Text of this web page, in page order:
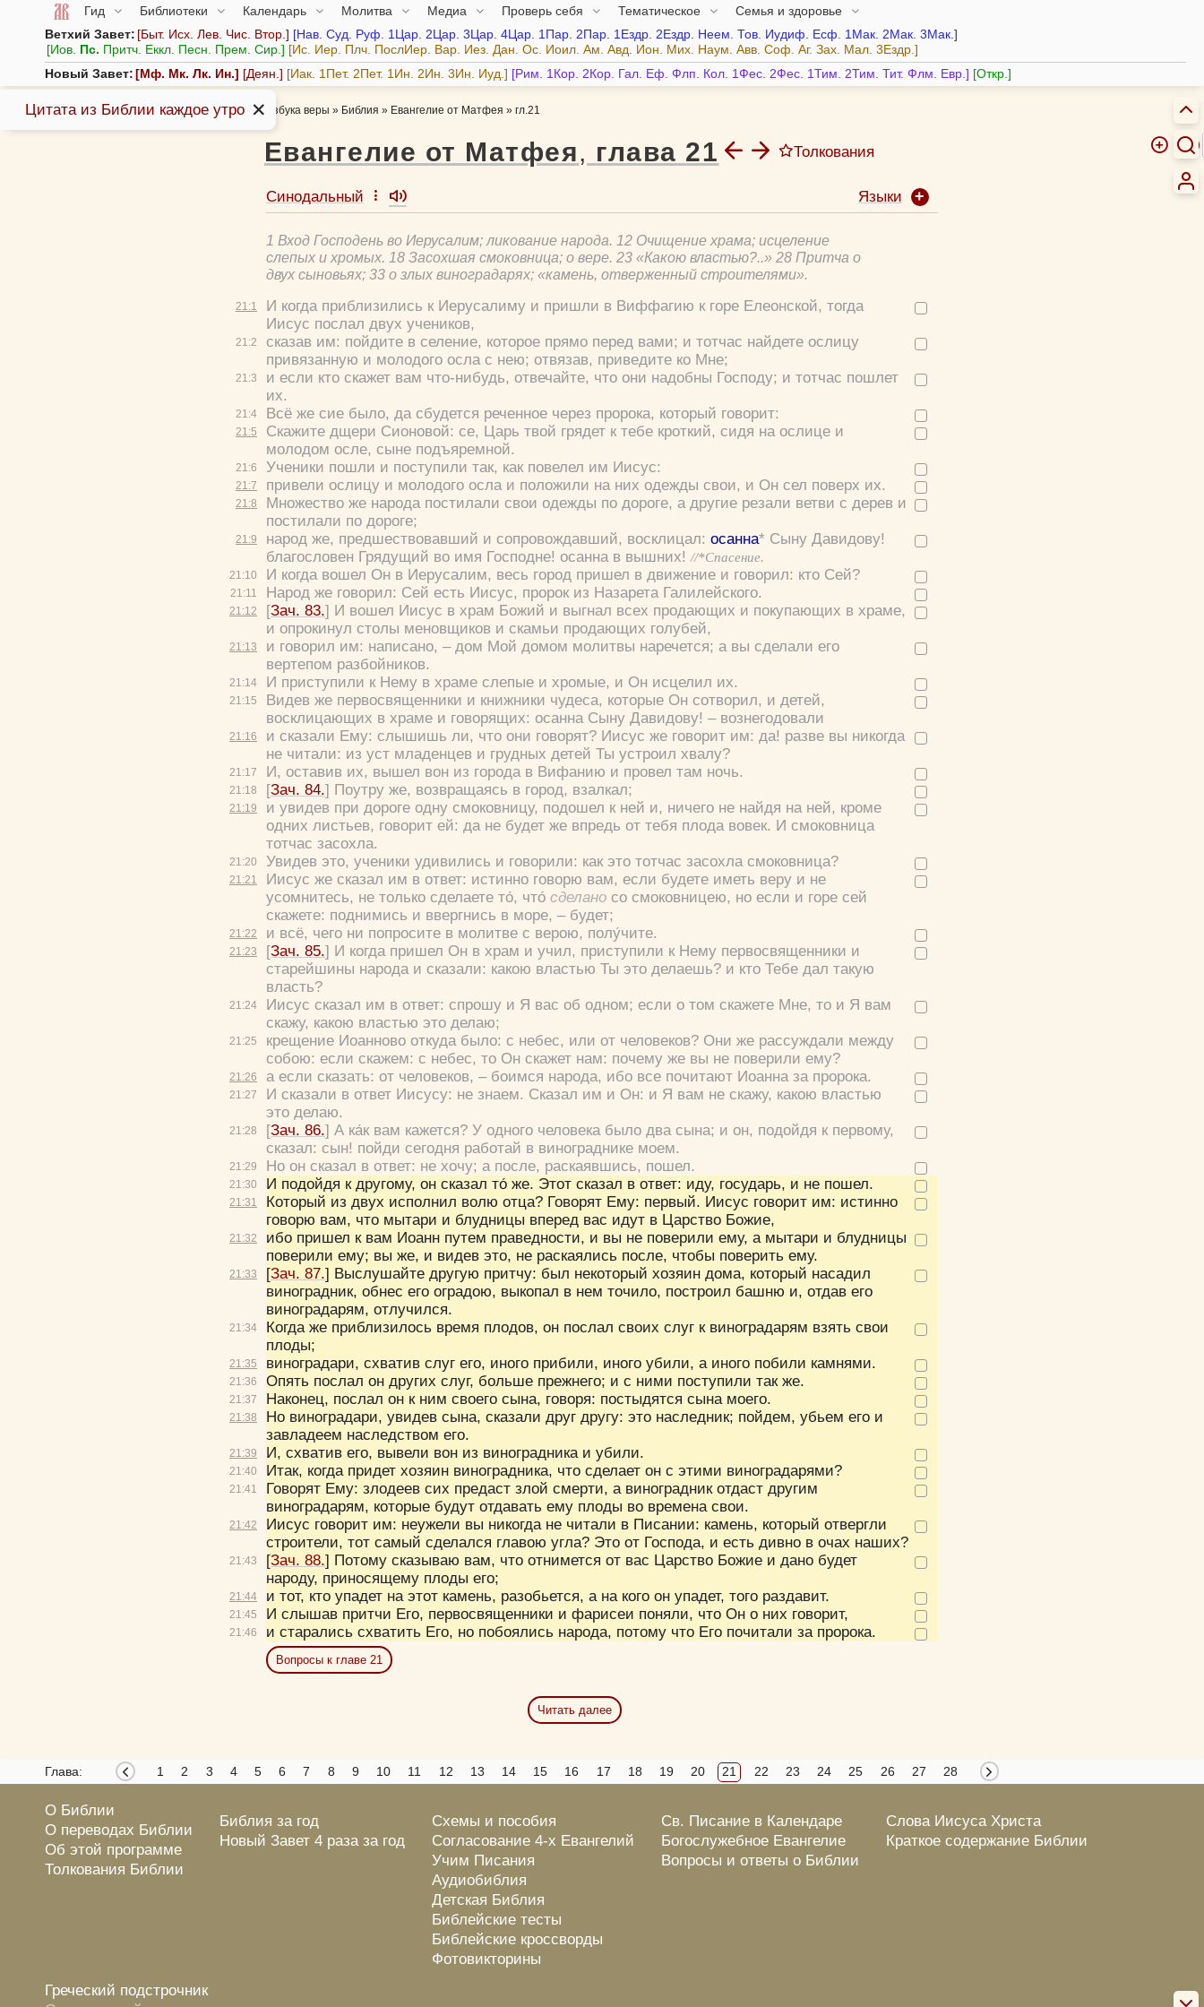
Гид Библиотеки Календарь Молитва Медиа Проверь себя Тематическое
Семья и здоровье
Ветхий Завет: Быт. Исх. Лев. Чис. Втор. Нав. Суд. Руф. 1Цар. 2Цар. 3Цар. 4Цар. 1Пар. 2Пар. 1Ездр. 2Ездр. Неем. Тов. Иудиф. Есф. 1Мак. 2Мак. 3Мак.
Иов. Пс. Притч. Еккл. Песн. Прем. Сир. Ис. Иер. Плч. ПослИер. Вар. Иез. Дан. Ос. Иоил. Ам. Авд. Ион. Мих. Наум. Авв. Соф. Аг. Зах. Мал. 3Ездр.
Новый Завет: Мф. Мк. Лк. Ин. Деян. Иак. 1Пет. 2Пет. 1Ин. 2Ин. 3Ин. Иуд. Рим. 1Кор. 2Кор. Гал. Еф. Флп. Кол. 1Фес. 2Фес. 1Тим. 2Тим. Тит. Флм. Евр. Откр.
Азбука веры » Библия » Евангелие от Матфея » гл.21
Евангелие от Матфея, глава 21
Толкования
Толковая Библия А.П. Лопухина
Никифор (Феотокис), архиеп.
Михаил (Лузин), еп.
Евфимий Зигабен
Олег Стеняев, протоиерей
Троицкие листки (XIX в.)
21:1
21:2
21:3
21:4
21:5
21:6
21:7
21:8
21:9
21:10
21:11
21:12
21:13
21:14
21:15
21:16
21:17
21:18
21:19
21:20
21:21
21:22
21:23
21:24
21:25
21:26
21:27
21:28
21:29
21:30
21:31
21:32
21:33
21:34
21:35
21:36
21:37
21:38
21:39
21:40
21:41
21:42
21:43
21:44
21:45
21:46
Синодальный Языки
1 Вход Господень во Иерусалим; ликование народа. 12 Очищение храма; исцеление
слепых и хромых. 18 Засохшая смоковница; о вере. 23 «Какою властью?..» 28 Притча о
двух сыновьях; 33 о злых виноградарях; «камень, отверженный строителями».
И когда приблизились к Иерусалиму и пришли в Виффагию к горе Елеонской, тогда
Иисус послал двух учеников,
сказав им: пойдите в селение, которое прямо перед вами; и тотчас найдете ослицу
привязанную и молодого осла с нею; отвязав, приведите ко Мне;
и если кто скажет вам что-нибудь, отвечайте, что они надобны Господу; и тотчас пошлет
их.
Всё же сие было, да сбудется реченное через пророка, который говорит:
Скажите дщери Сионовой: се, Царь твой грядет к тебе кроткий, сидя на ослице и
молодом осле, сыне подъяремной.
Ученики пошли и поступили так, как повелел им Иисус:
привели ослицу и молодого осла и положили на них одежды свои, и Он сел поверх их.
Множество же народа постилали свои одежды по дороге, а другие резали ветви с дерев и
постилали по дороге;
народ же, предшествовавший и сопровождавший, восклицал: осанна* Сыну Давидову!
благословен Грядущий во имя Господне! осанна в вышних! //*Спасение.
И когда вошел Он в Иерусалим, весь город пришел в движение и говорил: кто Сей?
Народ же говорил: Сей есть Иисус, пророк из Назарета Галилейского.
[Зач. 83.] И вошел Иисус в храм Божий и выгнал всех продающих и покупающих в храме,
и опрокинул столы меновщиков и скамьи продающих голубей,
и говорил им: написано, – дом Мой домом молитвы наречется; а вы сделали его
вертепом разбойников.
И приступили к Нему в храме слепые и хромые, и Он исцелил их.
Видев же первосвященники и книжники чудеса, которые Он сотворил, и детей,
восклицающих в храме и говорящих: осанна Сыну Давидову! – вознегодовали
и сказали Ему: слышишь ли, что они говорят?Иисус же говорит им: да! разве вы никогда
не читали: из уст младенцев и грудных детей Ты устроил хвалу?
И, оставив их, вышел вон из города в Вифанию и провел там ночь.
[Зач. 84.] Поутру же, возвращаясь в город, взалкал;
и увидев при дороге одну смоковницу, подошел к ней и, ничего не найдя на ней, кроме
одних листьев, говорит ей: да не будет же впредь от тебя плода вовек. И смоковница
тотчас засохла.
Увидев это, ученики удивились и говорили: как это тотчас засохла смоковница?
Иисус же сказал им в ответ: истинно говорю вам, если будете иметь веру и не
усомнитесь, не только сделаете то́, что́ сделаносо смоковницею, но если и горе сей
скажете: поднимись и ввергнись в море, – будет;
и всё, чего ни попросите в молитве с верою, полу́чите.
[Зач. 85.] И когда пришел Он в храм и учил, приступили к Нему первосвященники и
старейшины народа и сказали: какою властью Ты это делаешь? и кто Тебе дал такую
власть?
Иисус сказал им в ответ: спрошу и Я вас об одном; если о том скажете Мне, то и Я вам
скажу, какою властью это делаю;
крещение Иоанново откуда было: с небес, или от человеков?Они же рассуждали между
собою: если скажем: с небес, то Он скажет нам: почему же вы не поверили ему?
а если сказать: от человеков, – боимся народа, ибо все почитают Иоанна за пророка.
И сказали в ответ Иисусу: не знаем. Сказал им и Он: и Я вам не скажу, какою властью
это делаю.
[Зач. 86.] А ка́к вам кажется? У одного человека было два сына; и он, подойдя к первому,
сказал: сын! пойди сегодня работай в винограднике моем.
Но он сказал в ответ: не хочу; а после, раскаявшись, пошел.
И подойдя к другому, он сказал то́ же. Этот сказал в ответ: иду, государь, и не пошел.
Который из двух исполнил волю отца?Говорят Ему: первый. Иисус говорит им: истинно
говорю вам, что мытари и блудницы вперед вас идут в Царство Божие,
ибо пришел к вам Иоанн путем праведности, и вы не поверили ему, а мытари и блудницы
поверили ему; вы же, и видев это, не раскаялись после, чтобы поверить ему.
[Зач. 87.] Выслушайте другую притчу: был некоторый хозяин дома, который насадил
виноградник, обнес его оградою, выкопал в нем точило, построил башню и, отдав его
виноградарям, отлучился.
Когда же приблизилось время плодов, он послал своих слуг к виноградарям взять свои
плоды;
виноградари, схватив слуг его, иного прибили, иного убили, а иного побили камнями.
Опять послал он других слуг, больше прежнего; и с ними поступили так же.
Наконец, послал он к ним своего сына, говоря: постыдятся сына моего.
Но виноградари, увидев сына, сказали друг другу: это наследник; пойдем, убьем его и
завладеем наследством его.
И, схватив его, вывели вон из виноградника и убили.
Итак, когда придет хозяин виноградника, что сделает он с этими виноградарями?
Говорят Ему: злодеев сих предаст злой смерти, а виноградник отдаст другим
виноградарям, которые будут отдавать ему плоды во времена свои.
Иисус говорит им: неужели вы никогда не читали в Писании: камень, который отвергли
строители, тот самый сделался главою угла? Это от Господа, и есть дивно в очах наших?
[Зач. 88.] Потому сказываю вам, что отнимется от вас Царство Божие и дано будет
народу, приносящему плоды его;
и тот, кто упадет на этот камень, разобьется, а на кого он упадет, того раздавит.
И слышав притчи Его, первосвященники и фарисеи поняли, что Он о них говорит,
и старались схватить Его, но побоялись народа, потому что Его почитали за пророка.
Вопросы к главе 21
Читать далее
Глава: 1 2 3 4 5 6 7 8 9 10 11 12 13 14 15 16 17 18 19 20 21 22 23 24 25 26 27 28
О Библии
О переводах Библии
Об этой программе
Толкования Библии
Библия за год
Новый Завет 4 раза за год
Схемы и пособия
Согласование 4-х Евангелий
Учим Писания
Аудиобиблия
Детская Библия
Библейские тесты
Библейские кроссворды
Фотовикторины
Св. Писание в Календаре
Богослужебное Евангелие
Вопросы и ответы о Библии
Слова Иисуса Христа
Краткое содержание Библии
Греческий подстрочник
Прятать Компактная
Вход
Регистрация
Цвет:
Удалить Сохранить
Цитата из Библии каждое утро ✕